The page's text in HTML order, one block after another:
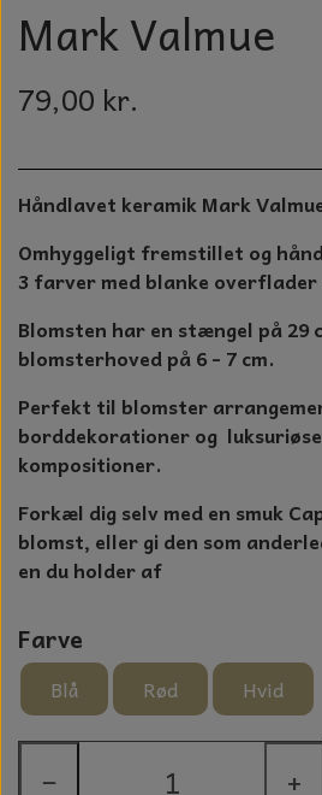
GLAS KRYSTALLER OG
TIL BOLIG
DUFT
LAMPESKÆRME
HAMAM
KERAMIK
DUFTLYS
NOTES OG
GLAS DECOR
DUFTBLOKKE OG
KERAMIK
Mark Valmue
79,00 kr.
Håndlavet keramik Mark
Omhyggeligt fremstillet og
3 farver med blanke
Blomsten har en stængel på 29
blomsterhoved på 6 - 7 cm.
Perfekt til blomster
borddekorationer og
kompositioner.
Forkæl dig selv med en smuk
blomst, eller gi den som
en du holder af
Farve
Blå Rød Hvid
− +